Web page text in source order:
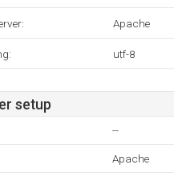
Apache
utf-8
setup
--
Apache